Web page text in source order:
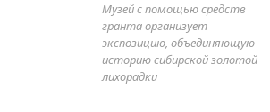
Музей с помощью средств
гранта организует
экспозицию, объединяющую
историю сибирской золотой
лихорадки